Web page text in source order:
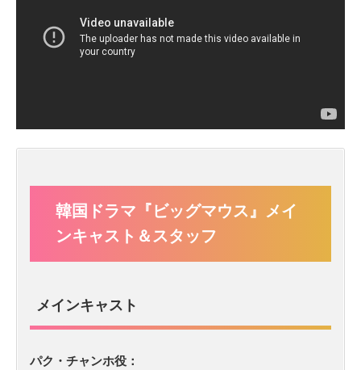
韓国ドラマ『ビッグマウス』メイ
ンキャスト＆スタッフ
メインキャスト
パク・チャンホ役：